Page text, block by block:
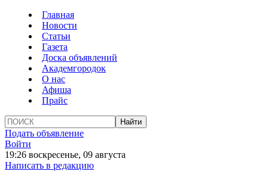
Главная
Новости
Статьи
Газета
Доска объявлений
Академгородок
О нас
Афиша
Прайс
Подать объявление
Войти
19:26 воскресенье, 09 августа
Написать в редакцию